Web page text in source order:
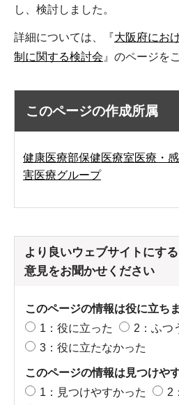
し、検討しました。
詳細については、『 大阪府にお
制に関する検討会』のページを
このページの作成所属
健康医療部保健医療室医療・
害医療グループ
より良いウェブサイトにす
意見をお聞かせください
このページの情報は役に立ち
1：役に立った
2：ふつ
3：役に立たなかった
このページの情報は見つけや
1：見つけやすかった
2